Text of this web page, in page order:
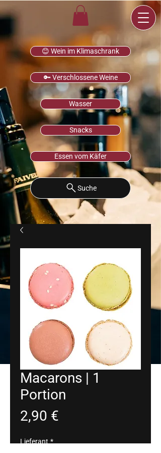
😊 Wein im Klimaschrank
🔑 Verschlossene Weine
Wasser
Snacks
Essen vom Käfer
Suche
Macarons | 1
Portion
2,90 €
Lieferant *